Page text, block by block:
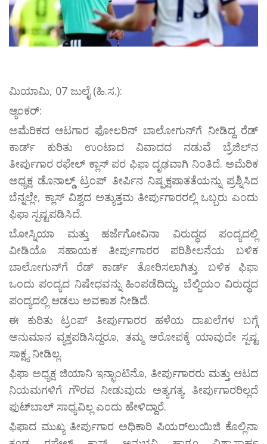
ಮಿಯಾಮಿ, 07 ಜುಲೈ (ಹಿ.ಸ.):
ಆ್ಯಂಕರ್:
ಅಮೆರಿಕದ ಆಟಗಾರ ಫೋಲರಿನ್ ಬಾಲೋಗುನ್‌ಗೆ ನೀಡಿದ್ದ ರೆಡ್‌
ಕಾರ್ಡ್‌ ಕುರಿತು ಉಂಟಾದ ವಿವಾದದ ನಡುವೆ ಬ್ರೆಜಿಲ್‌ನ
ತೀರ್ಪುಗಾರ ರಫೇಲ್ ಕ್ಲಾಸ್‌ ಪರ ಫಿಫಾ ದೃಢವಾಗಿ ನಿಂತಿದೆ. ಅಮೆರಿಕ
ಅಧ್ಯಕ್ಷ ಡೊನಾಲ್ಡ್ ಟ್ರಂಪ್ ತೀರ್ಪಿನ ನಿಷ್ಪಕ್ಷಪಾತತೆಯನ್ನು ಪ್ರಶ್ನಿಸಿದ
ಬೆನ್ನಲ್ಲೇ, ಕ್ಲಾಸ್ ವಿಶ್ವದ ಅತ್ಯುತ್ತಮ ತೀರ್ಪುಗಾರರಲ್ಲಿ ಒಬ್ಬರು ಎಂದು
ಫಿಫಾ ಸ್ಪಷ್ಟಪಡಿಸಿದೆ.
ಬೋಸ್ನಿಯಾ ಮತ್ತು ಹರ್ಜೆಗೋವಿನಾ ವಿರುದ್ಧದ ಪಂದ್ಯದಲ್ಲಿ
ವೀಡಿಯೊ ಸಹಾಯಕ ತೀರ್ಪುಗಾರರ ಪರಿಶೀಲನೆಯ ಬಳಿಕ
ಬಾಲೋಗುನ್‌ಗೆ ರೆಡ್‌ ಕಾರ್ಡ್‌ ತೋರಿಸಲಾಗಿತ್ತು. ಬಳಿಕ ಫಿಫಾ
ಒಂದು ಪಂದ್ಯದ ನಿಷೇಧವನ್ನು ಹಿಂಪಡೆದಿದ್ದು, ಬೆಲ್ಜಿಯಂ ವಿರುದ್ಧದ
ಪಂದ್ಯದಲ್ಲಿ ಆಡಲು ಅವಕಾಶ ನೀಡಿದೆ.
ಈ ಕುರಿತು ಟ್ರಂಪ್ ತೀರ್ಪುಗಾರರ ಹಳೆಯ ದಾಖಲೆಗಳ ಬಗ್ಗೆ
ಅನುಮಾನ ವ್ಯಕ್ತಪಡಿಸಿದ್ದರೂ, ತಮ್ಮ ಆರೋಪಕ್ಕೆ ಯಾವುದೇ ಸ್ಪಷ್ಟ
ಸಾಕ್ಷ್ಯ ನೀಡಿಲ್ಲ.
ಫಿಫಾ ಅಧ್ಯಕ್ಷ ಜಿಯಾನಿ ಇನ್ಫಾಂಟಿನೊ, ತೀರ್ಪುಗಾರರು ಮತ್ತು ಆಟದ
ನಿಯಮಗಳಿಗೆ ಗೌರವ ನೀಡುವುದು ಅತ್ಯಗತ್ಯ. ತೀರ್ಪುಗಾರರಿಲ್ಲದೆ
ಫುಟ್‌ಬಾಲ್ ಸಾಧ್ಯವಿಲ್ಲ ಎಂದು ಹೇಳಿದ್ದಾರೆ.
ಫಿಫಾದ ಮುಖ್ಯ ತೀರ್ಪುಗಾರ ಅಧಿಕಾರಿ ಪಿಯರ್‌ಲುಯಿಜಿ ಕೊಲ್ಲಿನಾ